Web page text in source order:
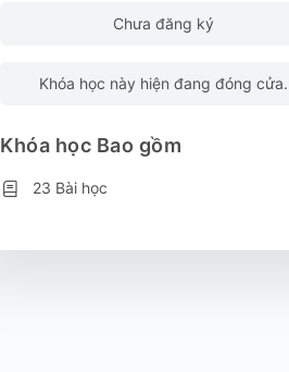
Chưa đăng ký
Khóa học này hiện đang đóng cửa.
Khóa học Bao gồm
23 Bài học